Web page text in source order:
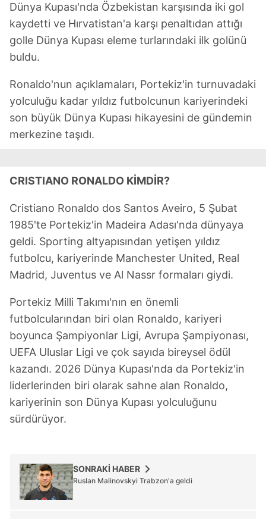
vasıtasıyla belirleyebilirsiniz. Çerezlere ilişkin detaylı bilgi
için Ayarlar butonuna tıklayabilir,Çerez Bilgilendirme
Metnimiziziyaret edebilirsiniz.
hazırlanmış Aydınlatma Metnimizi okumak ve sitemizde
ilgili mevzuata uygun olarak kullanılan çerezlerle ilgili bilgi
almak için lütfen
tıklayınız
Dünya Kupası'nda Özbekistan karşısında iki gol
kaydetti ve Hırvatistan'a karşı penaltıdan attığı
golle Dünya Kupası eleme turlarındaki ilk golünü
buldu.
Ronaldo'nun açıklamaları, Portekiz'in turnuvadaki
yolculuğu kadar yıldız futbolcunun kariyerindeki
son büyük Dünya Kupası hikayesini de gündemin
merkezine taşıdı.
CRISTIANO RONALDO KİMDİR?
Cristiano Ronaldo dos Santos Aveiro, 5 Şubat
1985'te Portekiz'in Madeira Adası'nda dünyaya
geldi. Sporting altyapısından yetişen yıldız
futbolcu, kariyerinde Manchester United, Real
Madrid, Juventus ve Al Nassr formaları giydi.
Portekiz Milli Takımı'nın en önemli
futbolcularından biri olan Ronaldo, kariyeri
boyunca Şampiyonlar Ligi, Avrupa Şampiyonası,
UEFA Uluslar Ligi ve çok sayıda bireysel ödül
kazandı. 2026 Dünya Kupası'nda da Portekiz'in
liderlerinden biri olarak sahne alan Ronaldo,
kariyerinin son Dünya Kupası yolculuğunu
sürdürüyor.
SONRAKİ HABER
Ruslan Malinovskyi Trabzon'a geldi